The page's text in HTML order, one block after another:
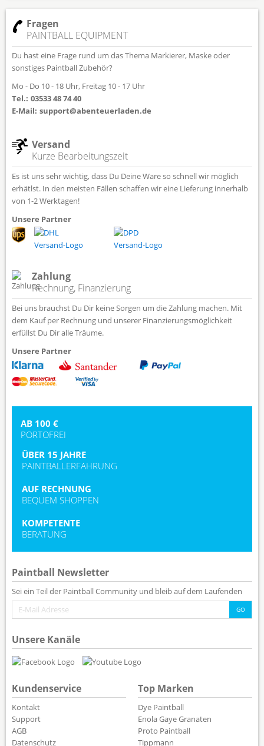
Fragen
PAINTBALL EQUIPMENT
Du hast eine Frage rund um das Thema Markierer, Maske oder
sonstiges Paintball Zubehör?
Mo - Do 10 - 18 Uhr, Freitag 10 - 17 Uhr
Tel.: 03533 48 74 40
E-Mail: support@abenteuerladen.de
Versand
Kurze Bearbeitungszeit
Es ist uns sehr wichtig, dass Du Deine Ware so schnell wir möglich
erhätlst. In den meisten Fällen schaffen wir eine Lieferung innerhalb
von 1-2 Werktagen!
Unsere Partner
Zahlung
Rechnung, Finanzierung
Bei uns brauchst Du Dir keine Sorgen um die Zahlung machen. Mit
dem Kauf per Rechnung und unserer Finanzierungsmöglichkeit
erfüllst Du Dir alle Träume.
Unsere Partner
AB 100 €
PORTOFREI
ÜBER 15 JAHRE
PAINTBALLERFAHRUNG
AUF RECHNUNG
BEQUEM SHOPPEN
KOMPETENTE
BERATUNG
Paintball Newsletter
Sei ein Teil der Paintball Community und bleib auf dem Laufenden
Unsere Kanäle
Kundenservice
Kontakt
Support
AGB
Datenschutz
Top Marken
Dye Paintball
Enola Gaye Granaten
Proto Paintball
Tippmann